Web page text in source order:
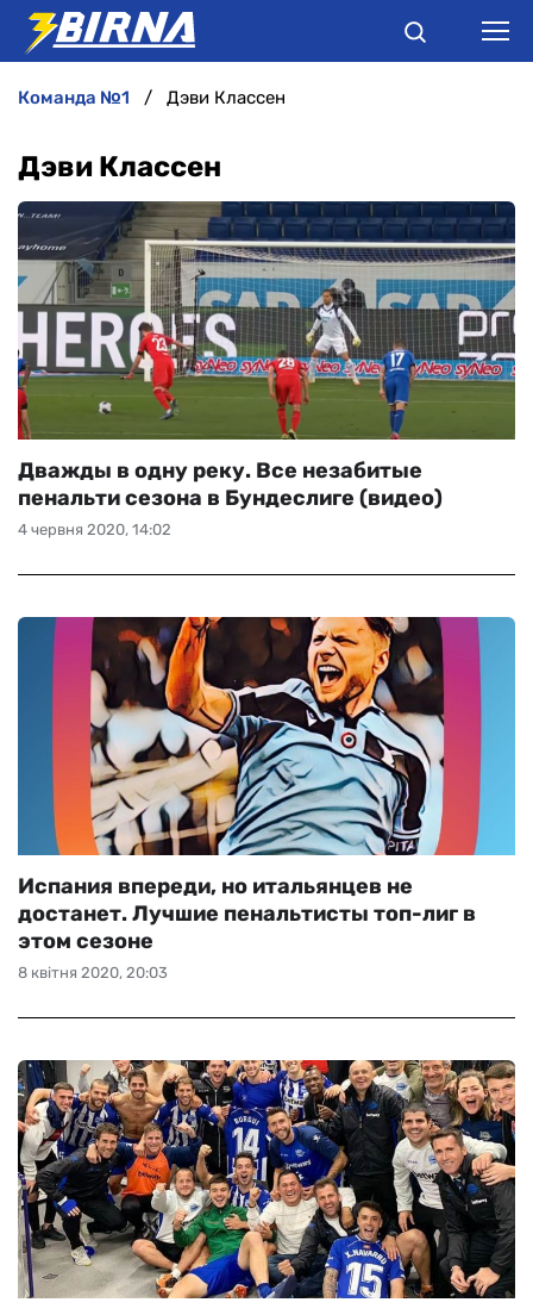
ІНТЕРВ'Ю
РІЗНЕ
БУКМЕКЕРИ
команда №1 Дэви Классен
Дэви Классен
4 червня 2020, 14:02
Дважды в одну реку. Все незабитые
пенальти сезона в Бундеслиге (видео)
8 квітня 2020, 20:03
Испания впереди, но итальянцев не
достанет. Лучшие пенальтисты топ-лиг в
этом сезоне